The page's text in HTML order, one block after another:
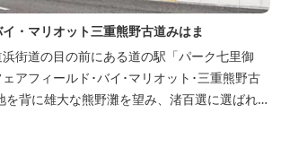
・マリオット三重熊野古道みはま
街道の目の前にある道の駅「パーク七里御
アフィールド･バイ･マリオット･三重熊野古
背に雄大な熊野灘を望み、渚百選に選ばれた
しい自然が広がります。一年を通して暖かで
通じて穫れる数々の品種のみかんをはじめ、